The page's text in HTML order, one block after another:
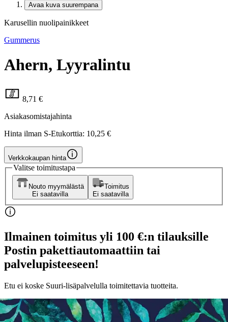
Avaa kuva suurempana
Karusellin nuolipainikkeet
Gummerus
Ahern, Lyyralintu
8,71 €
Asiakasomistajahinta
Hinta ilman S-Etukorttia: 10,25 €
Verkkokaupan hinta
Valitse toimitustapa
Nouto myymälästä
Ei saatavilla
Toimitus
Ei saatavilla
Ilmainen toimitus yli 100 €:n tilauksille
Postin pakettiautomaattiin tai
palvelupisteeseen!
Etu ei koske Suuri‑lisäpalvelulla toimitettavia tuotteita.